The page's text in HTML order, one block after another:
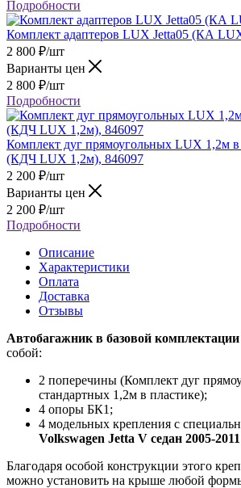
Подробности
Комплект адаптеров LUX Jetta05 (КА
2 800 ₽/шт
Варианты цен
2 800 ₽/шт
Подробности
Комплект дуг прямоугольных LUX 1,2м
(КДЧ LUX 1,2м), 846097
2 200 ₽/шт
Варианты цен
2 200 ₽/шт
Подробности
Описание
Характеристики
Оплата
Доставка
Отзывы
Автобагажник в базовой
собой:
2 поперечины (Комплект дуг
стандартных 1,2м в пластике);
4 опоры БК1;
4 модельных крепления с
Volkswagen Jetta V седан 2005-2011
Благодаря особой конструкции этого
можно установить на крыше любой